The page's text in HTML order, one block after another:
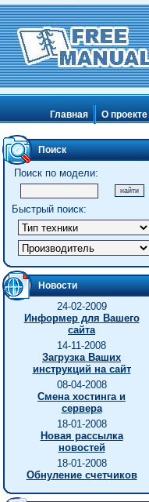
Главная О проекте
Поиск
Поиск по модели:
Быстрый поиск:
Новости
24-02-2009
Информер для Вашего
сайта
14-11-2008
Загрузка Ваших
инструкций на сайт
08-04-2008
Смена хостинга и
сервера
18-01-2008
Новая рассылка
новостей
18-01-2008
Обнуление счетчиков